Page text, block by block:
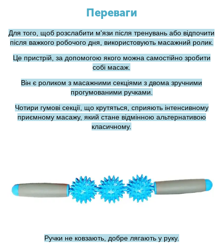
Переваги
Для того, щоб розслабити м'язи після тренувань або відпочити
після важкого робочого дня, використовують масажний ролик.
Це пристрій, за допомогою якого можна самостійно зробити
собі масаж.
Він є роликом з масажними секціями з двома зручними
прогумованими ручками.
Чотири гумові секції, що крутяться, сприяють інтенсивному
приємному масажу, який стане відмінною альтернативою
класичному.
Ручки не ковзають, добре лягають у руку.